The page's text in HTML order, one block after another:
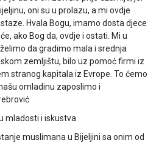
oni su u prolazu, a mi ovdje
Hvala Bogu, imamo dosta djece
ako Bog da, ovdje i ostati. Mi u
da gradimo mala i srednja
zemljištu, bilo uz pomoć firmi iz
stranog kapitala iz Evrope. To ćemo
omladinu zaposlimo i
mladosti i iskustva
muslimana u Bijeljini sa onim od